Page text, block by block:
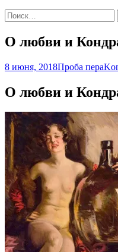
Найти:
О любви и
8 июня, 2018Проба пера
О любви и